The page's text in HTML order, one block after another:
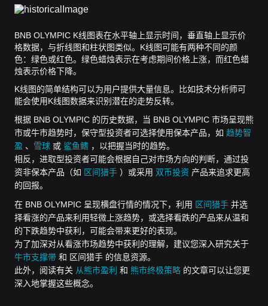
BNB OLYMPIC K线图表在水平轴上显示时间，垂直轴上显示价
格数据，与折线图和柱状图类似。K线图可能有两种不同的颜
色：绿色或红色。绿色蜡烛表示在考虑期间价格上涨，而红色蜡
烛表示价格下降。
K线图的简单结构可以为用户提供大量信息。比如技术分析师可
能会使用K线图数据来识别潜在的走势反转。
根据 BNB OLYMPIC 的历史数据，当 BNB OLYMPIC 市场呈现熊
市或牛市趋势时，保守型投资者可选择使用保本产品，如 趋势智
盈 、 雪球 或 鲨鱼鳍 ，以把握当时的趋势。
相反，进取型投资者可能会根据自己对市场方向的判断，通过投
资非保本产品（如 区间猎手 ）或采用 双币投资 产品来追求更高
的回报。
在 BNB OLYMPIC 呈现横盘行情的情况下，利用 区间猎手 并选
择看涨的产品来利用轻微上涨趋势，或选择看跌的产品来从温和
的下跌趋势中获利，可能会带来更好的表现。
为了加深对从看涨市场趋势中获利的理解，建议您深入研究关于
牛市支撑带 和 区间猎手 的信息资源。
此外，阅读有关 从熊市盈利 和 熊市终极策略 的文章可以让您更
深入地掌握这些概念。